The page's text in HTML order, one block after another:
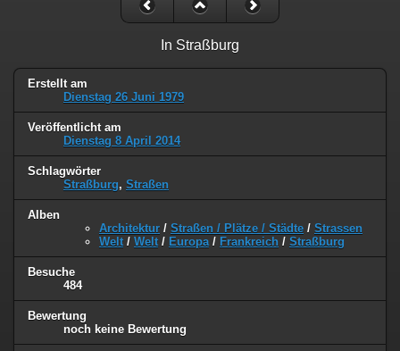
In Straßburg
Erstellt am
Dienstag 26 Juni 1979
Veröffentlicht am
Dienstag 8 April 2014
Schlagwörter
Straßburg, Straßen
Alben
Architektur / Straßen / Plätze / Städte / Strassen
Welt / Welt / Europa / Frankreich / Straßburg
Besuche
484
Bewertung
noch keine Bewertung